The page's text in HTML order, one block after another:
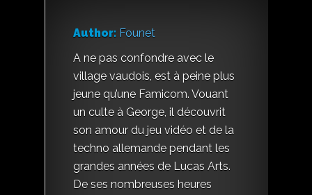
Author: Founet
A ne pas confondre avec le
village vaudois, est à peine plus
jeune qu’une Famicom. Vouant
un culte à George, il découvrit
son amour du jeu vidéo et de la
techno allemande pendant les
grandes années de Lucas Arts.
De ses nombreuses heures